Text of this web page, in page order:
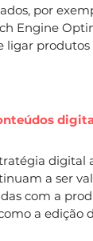
por
Engine
ligar produtos
digital
a ser
com a
a edição